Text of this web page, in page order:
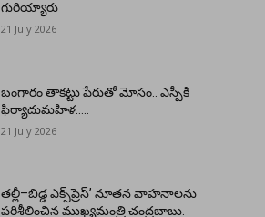
గురియ్యారు
21 July 2026
బంగారం తాకట్టు పేరుతో మోసం.. ఎస్పీకి
ఫిర్యాదుమహిళ…..
21 July 2026
తల్లీ–బిడ్డ ఎక్స్‌ప్రెస్’ నూతన వాహనాలను
పరిశీలించిన ముఖ్యమంత్రి చంద్రబాబు.